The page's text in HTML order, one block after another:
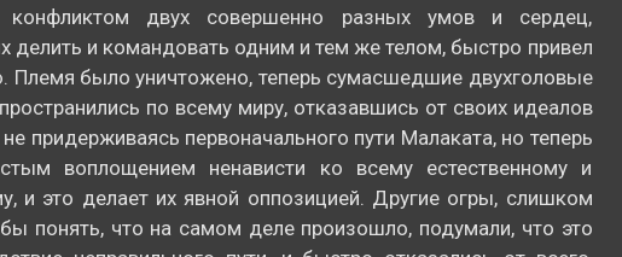
конфликтом двух совершенно разных умов и сердец,
делить и командовать одним и тем же телом, быстро привел
Племя было уничтожено, теперь сумасшедшие двухголовые
по всему миру, отказавшись от своих идеалов
придерживаясь первоначального пути Малаката, но теперь
воплощением ненависти ко всему естественному и
и это делает их явной оппозицией. Другие огры, слишком
понять, что на самом деле произошло, подумали, что это